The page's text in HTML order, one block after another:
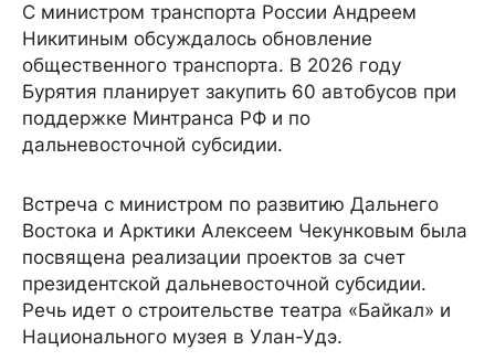
С министром транспорта России Андреем
Никитиным обсуждалось обновление
общественного транспорта. В 2026 году
Бурятия планирует закупить 60 автобусов при
поддержке Минтранса РФ и по
дальневосточной субсидии.
Встреча с министром по развитию Дальнего
Востока и Арктики Алексеем Чекунковым была
посвящена реализации проектов за счет
президентской дальневосточной субсидии.
Речь идет о строительстве театра «Байкал» и
Национального музея в Улан-Удэ.